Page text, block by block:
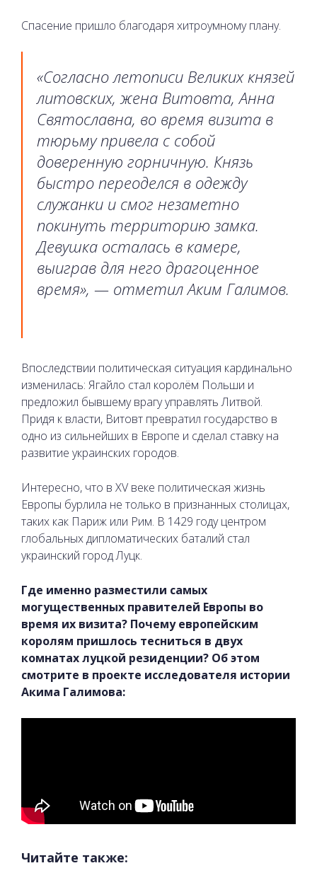
Спасение пришло благодаря хитроумному плану.
«Согласно летописи Великих князей
литовских, жена Витовта, Анна
Святославна, во время визита в
тюрьму привела с собой
доверенную горничную. Князь
быстро переоделся в одежду
служанки и смог незаметно
покинуть территорию замка.
Девушка осталась в камере,
выиграв для него драгоценное
время», — отметил Аким Галимов.
Впоследствии политическая ситуация кардинально
изменилась: Ягайло стал королём Польши и
предложил бывшему врагу управлять Литвой.
Придя к власти, Витовт превратил государство в
одно из сильнейших в Европе и сделал ставку на
развитие украинских городов.
Интересно, что в XV веке политическая жизнь
Европы бурлила не только в признанных столицах,
таких как Париж или Рим. В 1429 году центром
глобальных дипломатических баталий стал
украинский город Луцк.
Где именно разместили самых
могущественных правителей Европы во
время их визита? Почему европейским
королям пришлось тесниться в двух
комнатах луцкой резиденции? Об этом
смотрите в проекте исследователя истории
Акима Галимова:
Читайте также: